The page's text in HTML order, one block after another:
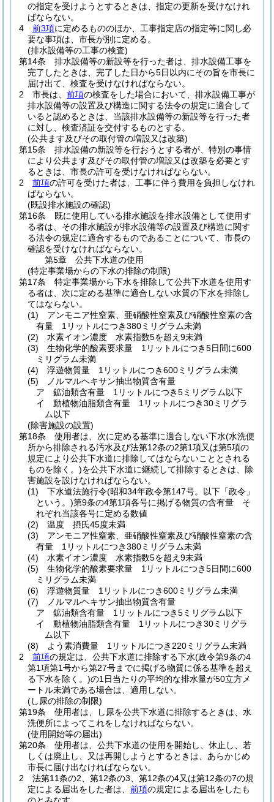
の指定を受けようとするときは、指定の更新を受けなけれ
ばならない。
4
前3項に定めるもののほか、工事指定店の指定等に関し必
要な事項は、市長が別に定める。
(排水設備等の工事の検査)
第14条
排水設備等の新設等を行った者は、排水設備工事を
完了したときは、完了した日から5日以内にその旨を市長に
届け出て、検査を受けなければならない。
2
市長は、 前項の検査をした場合において、排水設備工事が
排水設備等の設置及び構造に関する法令の規定に適合して
いると認めるときは、当該排水設備等の新設等を行った者
に対し、検査済証を交付するものとする。
(公共ます及びその取付管の増設又は改築)
第15条
排水設備の新設等を行おうとする者が、特別の事情
により公共ます及びその取付管の増設又は改築を必要とす
るときは、市長の許可を受けなければならない。
2
前項の許可を受けた者は、工事に伴う費用を負担しなけれ
ばならない。
(既設排水施設の確認)
第16条
既に使用している排水施設を排水設備として使用す
る者は、その排水施設が排水設備等の設置及び構造に関す
る法令の規定に適合するものであることについて、市長の
確認を受けなければならない。
第5章
公共下水道の使用
(特定事業場からの下水の排除の制限)
第17条
特定事業場から下水を排除して公共下水道を使用す
る者は、次に定める基準に適合しない水質の下水を排除し
てはならない。
(1)
アンモニア性窒素、亜硝酸性窒素及び硝酸性窒素の含
有量 1リットルにつき380ミリグラム未満
(2)
水素イオン濃度 水素指数5を超え9未満
(3)
生物化学的酸素要求量 1リットルにつき5日間に600
ミリグラム未満
(4)
浮遊物質量 1リットルにつき600ミリグラム未満
(5)
ノルマルヘキサン抽出物質含有量
ア
鉱油類含有量 1リットルにつき5ミリグラム以下
イ
動植物油脂類含有量 1リットルにつき30ミリグラ
ム以下
(除害施設の設置)
第18条
使用者は、次に定める基準に適合しない下水(水洗便
所から排除される汚水及び法第12条の2第1項又は第5項の
規定により公共下水道に排除してはならないこととされる
ものを除く。)を公共下水道に継続して排除するときは、除
害施設を設けなければならない。
(1)
下水道法施行令(昭和34年政令第147号。以下「政令」
という。)第9条の4第1項各号に掲げる物質の含有量 そ
れぞれ当該各号に定める数値
(2)
温度 摂氏45度未満
(3)
アンモニア性窒素、亜硝酸性窒素及び硝酸性窒素の含
有量 1リットルにつき380ミリグラム未満
(4)
水素イオン濃度 水素指数5を超え9未満
(5)
生物化学的酸素要求量 1リットルにつき5日間に600
ミリグラム未満
(6)
浮遊物質量 1リットルにつき600ミリグラム未満
(7)
ノルマルヘキサン抽出物質含有量
ア
鉱油類含有量 1リットルにつき5ミリグラム以下
イ
動植物油脂類含有量 1リットルにつき30ミリグラ
ム以下
(8)
よう素消費量 1リットルにつき220ミリグラム未満
2
前項の規定は、公共下水道に排除する下水(政令第9条の4
第1項第1号から第27号までに掲げる物質に係る基準を超え
る下水を除く。)の1日当たりの平均的な排水量が50立方メ
ートル未満である場合は、適用しない。
(し尿の排除の制限)
第19条
使用者は、し尿を公共下水道に排除するときは、水
洗便所によってこれをしなければならない。
(使用開始等の届出)
第20条
使用者は、公共下水道の使用を開始し、休止し、若
しくは廃止し、又は再開しようとするときは、あらかじめ
市長に届け出なければならない。
2
法第11条の2、第12条の3、第12条の4又は第12条の7の規
定による届出をした者は、 前項の規定による届出をしたも